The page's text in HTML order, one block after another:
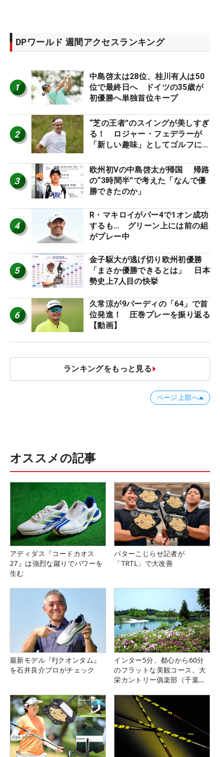
DPワールド 週間アクセスランキング
1
中島啓太は28位、桂川有人は50
位で最終日へ ドイツの35歳が
初優勝へ単独首位キープ
2
“芝の王者”のスイングが美しすぎ
る！ ロジャー・フェデラーが
「新しい趣味」としてゴルフに挑
3
欧州初Vの中島啓太が帰国 帰路
の“3時間半”で考えた「なんで優
勝できたのか」
4
R・マキロイがパー4で1オン成功
するも… グリーン上には前の組
がプレー中
5
金子駆大が逃げ切り欧州初優勝
「まさか優勝できるとは」 日本
勢史上7人目の快挙
6
久常涼が9バーディの「64」で首
位発進！ 圧巻プレーを振り返る
【動画】
ランキングをもっと見る
ページ上部へ
オススメの記事
アディダス『コードカオス
27』は強烈な蹴りでパワーを
生む
パターこじらせ記者が
「TRTL」で大改善
最新モデル『FJクオンタム』
を石井良介プロがチェック
インター5分、都心から60分
のフラットな美観コース。大
栄カントリー俱楽部（千葉